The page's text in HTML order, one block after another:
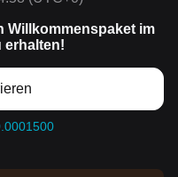
Willkommenspaket im
erhalten!